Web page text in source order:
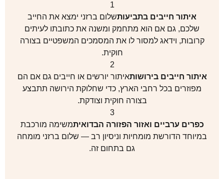
1
איתור חייבים בתביעותשלום ברזני ימצא את החייב
שלכם, גם אם הוא מתחמק ומשנה את כתובתו לעיתים
קרובות, וידאג למסור לו את המסמכים המשפטיים בצורה
חוקית.
2
איתור חייבים בירושותאיתור יורשים או חייבים גם אם הם
מפוזרים בכל רחבי הארץ, כדי שחלוקת הירושה תתבצע
בצורה חוקית וצודקת.
3
כפרים ערביים ואזור הפזורה הבדואיתמשימה מורכבת
במיוחד הדורשת מומחיות וניסיון רב — שלום ברזני מומחה
גם בתחום זה.